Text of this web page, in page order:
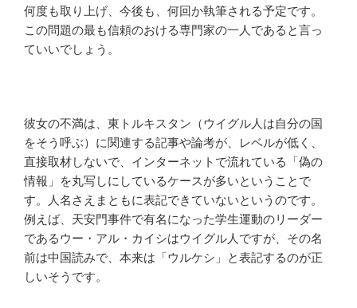
何度も取り上げ、今後も、何回か執筆される予定です。
この問題の最も信頼のおける専門家の一人であると言っ
ていいでしょう。
彼女の不満は、東トルキスタン（ウイグル人は自分の国
をそう呼ぶ）に関連する記事や論考が、レベルが低く、
直接取材しないで、インターネットで流れている「偽の
情報」を丸写しにしているケースが多いということで
す。人名さえまともに表記できていないというのです。
例えば、天安門事件で有名になった学生運動のリーダー
であるウー・アル・カイシはウイグル人ですが、その名
前は中国読みで、本来は「ウルケシ」と表記するのが正
しいそうです。